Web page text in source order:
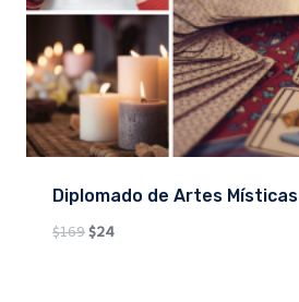
Diplomado de Artes Místicas
$169Original
$24Current